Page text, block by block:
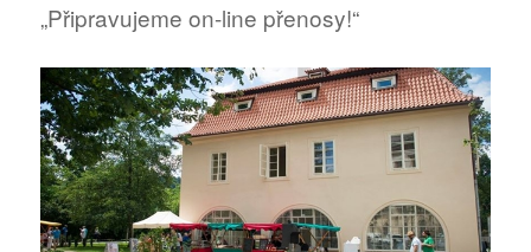
„Připravujeme on-line přenosy!“